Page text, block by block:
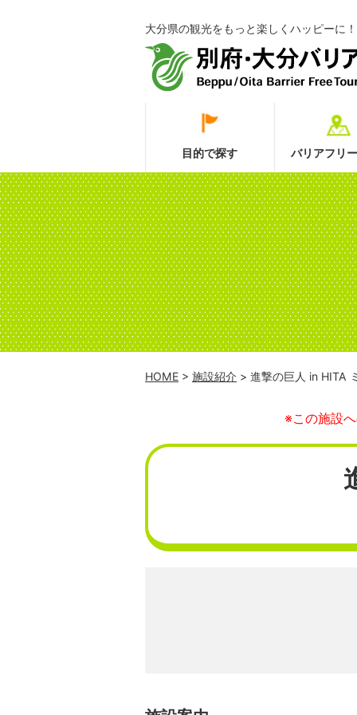
大分県の観光をもっと楽しくハッピーに！
目的で探す バリアフリ
HOME > 施設紹介 > 進撃の巨人 in HITA
※この施設